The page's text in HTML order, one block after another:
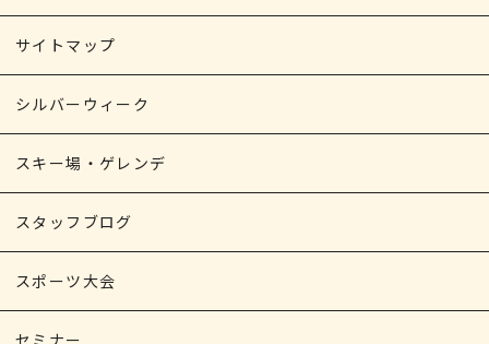
サイトマップ
シルバーウィーク
スキー場・ゲレンデ
スタッフブログ
スポーツ大会